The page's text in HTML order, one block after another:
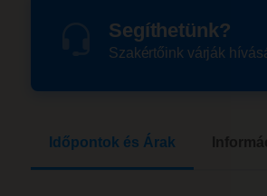
Segíthetünk?
Szakértőink várják
Időpontok és Árak